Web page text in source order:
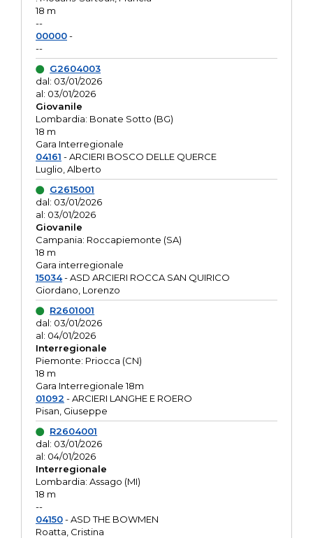
18 m
--
00000-
--
G2604003
dal: 03/01/2026
al: 03/01/2026
Giovanile
Lombardia: Bonate Sotto (BG)
18 m
Gara Interregionale
04161 - ARCIERI BOSCO DELLE QUERCE
Luglio, Alberto
G2615001
dal: 03/01/2026
al: 03/01/2026
Giovanile
Campania: Roccapiemonte (SA)
18 m
Gara interregionale
15034- ASD ARCIERI ROCCA SAN QUIRICO
Giordano, Lorenzo
R2601001
dal: 03/01/2026
al: 04/01/2026
Interregionale
Piemonte: Priocca (CN)
18 m
Gara Interregionale 18m
01092 - ARCIERI LANGHE E ROERO
Pisan, Giuseppe
R2604001
dal: 03/01/2026
al: 04/01/2026
Interregionale
Lombardia: Assago (MI)
18 m
--
04150- ASD THE BOWMEN
Roatta, Cristina